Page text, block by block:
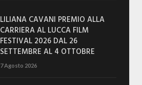
LILIANA CAVANI PREMIO ALLA
CARRIERA AL LUCCA FILM
FESTIVAL 2026 DAL 26
SETTEMBRE AL 4 OTTOBRE
7 Agosto 2026